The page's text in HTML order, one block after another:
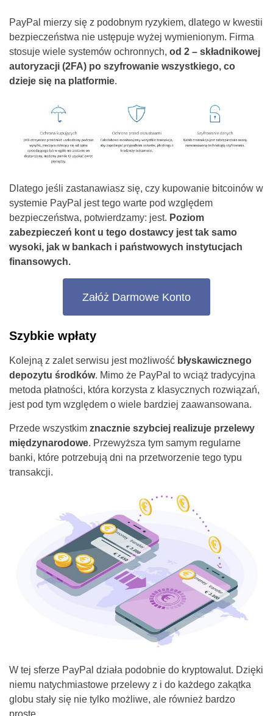
PayPal mierzy się z podobnym ryzykiem, dlatego w kwestii
bezpieczeństwa nie ustępuje wyżej wymienionym. Firma
stosuje wiele systemów ochronnych, od 2 – składnikowej
autoryzacji (2FA) po szyfrowanie wszystkiego, co
dzieje się na platformie.
Dlatego jeśli zastanawiasz się, czy kupowanie bitcoinów w
systemie PayPal jest tego warte pod względem
bezpieczeństwa, potwierdzamy: jest. Poziom
zabezpieczeń kont u tego dostawcy jest tak samo
wysoki, jak w bankach i państwowych instytucjach
finansowych.
Załóż Darmowe Konto
Szybkie wpłaty
Kolejną z zalet serwisu jest możliwość błyskawicznego
depozytu środków. Mimo że PayPal to wciąż tradycyjna
metoda płatności, która korzysta z klasycznych rozwiązań,
jest pod tym względem o wiele bardziej zaawansowana.
Przede wszystkim znacznie szybciej realizuje przelewy
międzynarodowe. Przewyższa tym samym regularne
banki, które potrzebują dni na przetworzenie tego typu
transakcji.
W tej sferze PayPal działa podobnie do kryptowalut. Dzięki
niemu natychmiastowe przelewy z i do każdego zakątka
globu stały się nie tylko możliwe, ale również bardzo
proste.